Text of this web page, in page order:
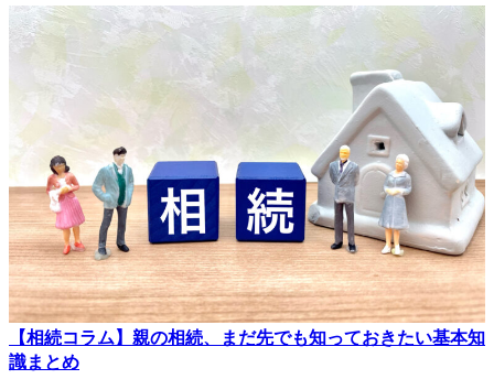
【相続コラム】親の相続、まだ先でも知っておきたい基本知
識まとめ